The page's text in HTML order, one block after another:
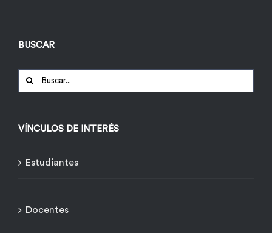
BUSCAR
Buscar:
VÍNCULOS DE INTERÉS
Estudiantes
Docentes